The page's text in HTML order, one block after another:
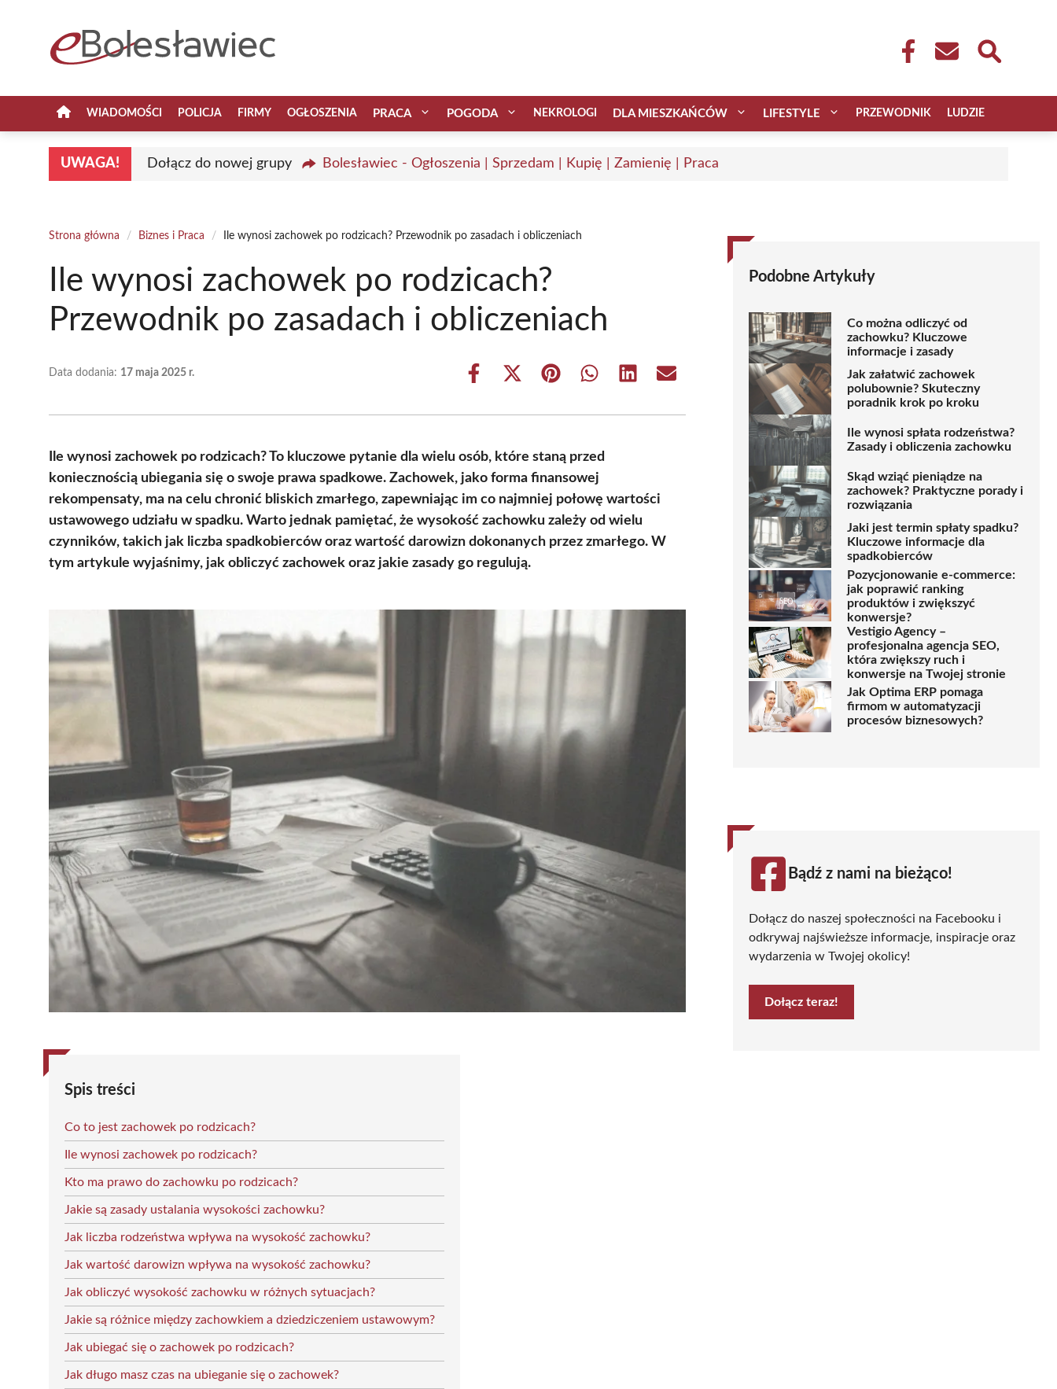
WIADOMOŚCI POLICJA FIRMY OGŁOSZENIA PRACA POGODA NEKROLOGI DLA MIESZKAŃCÓW LIFESTYLE PRZEWODNIK LUDZIE
UWAGA! Dołącz do nowej grupy Bolesławiec - Ogłoszenia | Sprzedam | Kupię | Zamienię | Praca
Strona główna / Biznes i Praca / Ile wynosi zachowek po rodzicach? Przewodnik po zasadach i obliczeniach
Ile wynosi zachowek po rodzicach?
Przewodnik po zasadach i obliczeniach
Data dodania: 17 maja 2025 r.
Share
Share
(Twitter)
Share Share Share Share
Ile wynosi zachowek po rodzicach? To kluczowe pytanie dla wielu osób, które staną przed
koniecznością ubiegania się o swoje prawa spadkowe. Zachowek, jako forma finansowej
rekompensaty, ma na celu chronić bliskich zmarłego, zapewniając im co najmniej połowę wartości
ustawowego udziału w spadku. Warto jednak pamiętać, że wysokość zachowku zależy od wielu
czynników, takich jak liczba spadkobierców oraz wartość darowizn dokonanych przez zmarłego. W
tym artykule wyjaśnimy, jak obliczyć zachowek oraz jakie zasady go regulują.
Spis treści
Co to jest zachowek po rodzicach?
Ile wynosi zachowek po rodzicach?
Kto ma prawo do zachowku po rodzicach?
Jakie są zasady ustalania wysokości zachowku?
Jak liczba rodzeństwa wpływa na wysokość zachowku?
Jak wartość darowizn wpływa na wysokość zachowku?
Jak obliczyć wysokość zachowku w różnych sytuacjach?
Jakie są różnice między zachowkiem a dziedziczeniem ustawowym?
Jak ubiegać się o zachowek po rodzicach?
Jak długo masz czas na ubieganie się o zachowek?
Podobne Artykuły
Co można odliczyć od
zachowku? Kluczowe
informacje i zasady
Jak załatwić zachowek
polubownie? Skuteczny
poradnik krok po kroku
Ile wynosi spłata rodzeństwa?
Zasady i obliczenia zachowku
Skąd wziąć pieniądze na
zachowek? Praktyczne porady i
rozwiązania
Jaki jest termin spłaty spadku?
Kluczowe informacje dla
spadkobierców
Pozycjonowanie e-commerce:
jak poprawić ranking
produktów i zwiększyć
konwersje?
Vestigio Agency –
profesjonalna agencja SEO,
która zwiększy ruch i
konwersje na Twojej stronie
Jak Optima ERP pomaga
firmom w automatyzacji
procesów biznesowych?
Bądź z nami na bieżąco!
Dołącz do naszej społeczności na Facebooku i
odkrywaj najświeższe informacje, inspiracje oraz
wydarzenia w Twojej okolicy!
Dołącz teraz!